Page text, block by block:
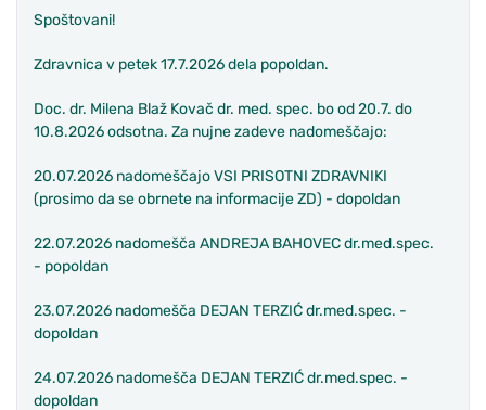
Spoštovani!
Zdravnica v petek 17.7.2026 dela popoldan.
Doc. dr. Milena Blaž Kovač dr. med. spec. bo od 20.7. do
10.8.2026 odsotna. Za nujne zadeve nadomeščajo:
20.07.2026 nadomeščajo VSI PRISOTNI ZDRAVNIKI
(prosimo da se obrnete na informacije ZD) - dopoldan
22.07.2026 nadomešča ANDREJA BAHOVEC dr.med.spec.
- popoldan
23.07.2026 nadomešča DEJAN TERZIĆ dr.med.spec. -
dopoldan
24.07.2026 nadomešča DEJAN TERZIĆ dr.med.spec. -
dopoldan